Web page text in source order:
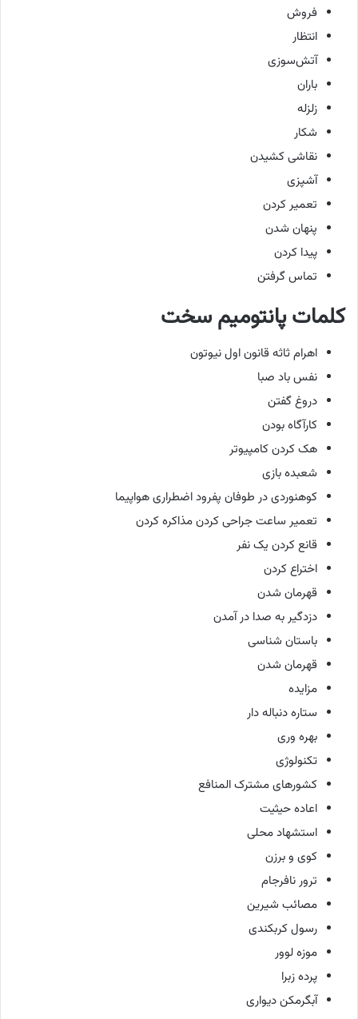
فروش
انتظار
آتش‌سوزی
باران
زلزله
شکار
نقاشی کشیدن
آشپزی
تعمیر کردن
پنهان شدن
پیدا کردن
تماس گرفتن
کلمات پانتومیم سخت
اهرام ثاثه قانون اول نیوتون
نفس باد صبا
دروغ گفتن
کارآگاه بودن
هک کردن کامپیوتر
شعبده بازی
کوهنوردی در طوفان پفرود اضطراری هواپیما
تعمیر ساعت جراحی کردن مذاکره کردن
قانع کردن یک نفر
اختراع کردن
قهرمان شدن
دزدگیر به صدا در آمدن
باستان شناسی
قهرمان شدن
مزایده
ستاره دنباله دار
بهره وری
تکنولوژی
کشورهای مشترک المنافع
اعاده حیثیت
استشهاد محلی
کوی و برزن
ترور نافرجام
مصائب شیرین
رسول کربکندی
موزه لوور
پرده زبرا
آبگرمکن دیواری